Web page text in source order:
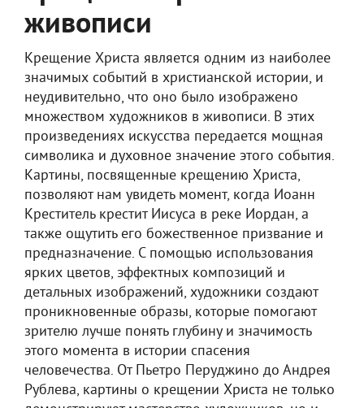
живописи
Крещение Христа является одним из наиболее
значимых событий в христианской истории, и
неудивительно, что оно было изображено
множеством художников в живописи. В этих
произведениях искусства передается мощная
символика и духовное значение этого события.
Картины, посвященные крещению Христа,
позволяют нам увидеть момент, когда Иоанн
Креститель крестит Иисуса в реке Иордан, а
также ощутить его божественное призвание и
предназначение. С помощью использования
ярких цветов, эффектных композиций и
детальных изображений, художники создают
проникновенные образы, которые помогают
зрителю лучше понять глубину и значимость
этого момента в истории спасения
человечества. От Пьетро Перуджино до Андрея
Рублева, картины о крещении Христа не только